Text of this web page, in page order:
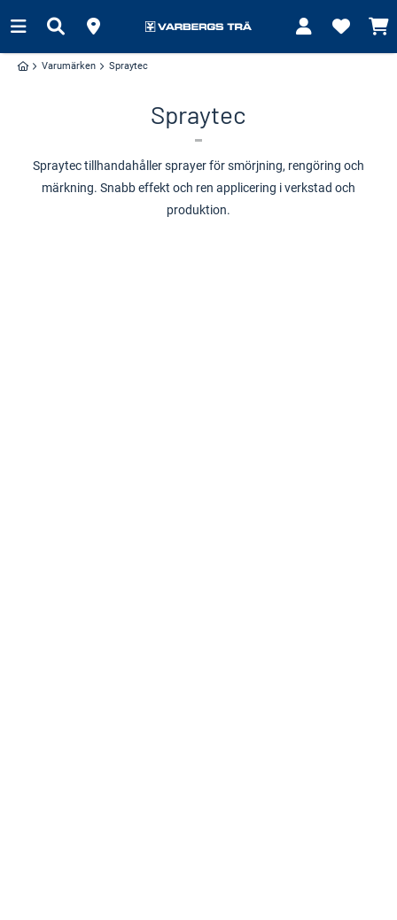
Varumärken Spraytec
Spraytec
Spraytec tillhandahåller sprayer för smörjning, rengöring och
märkning. Snabb effekt och ren applicering i verkstad och
produktion.